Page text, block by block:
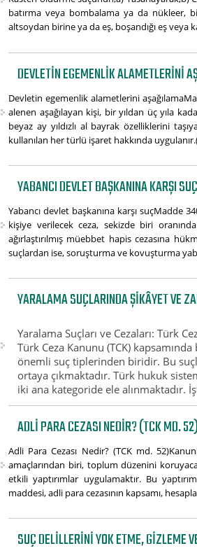
batırma veya bombalama ya da nükleer,
altsoydan birine ya da eş, boşandığı eş veya
DEVLETIN EGEMENLIK ALAMETLERINI
Devletin egemenlik alametlerini
alenen aşağılayan kişi, bir yıldan üç yıla
beyaz ay yıldızlı al bayrak özelliklerini
kullanılan her türlü işaret hakkında
YABANCI DEVLET BAŞKANINA KARŞI
Yabancı devlet başkanına karşı suçMadde
kişiye verilecek ceza, sekizde biri
ağırlaştırılmış müebbet hapis cezasına
suçlardan ise, soruşturma ve kovuşturma
YARALAMA SUÇLARINDA ŞIKÂYET VE
Yaralama Suçları ve Cezaları: Türk
Türk Ceza Kanunu (TCK)
önemli suç tiplerinden biridir. Bu
ortaya çıkmaktadır. Türk hukuk
iki ana kategoride ele alınmaktadır.
ADLI PARA CEZASI NEDIR? (TCK MD. 52)
Adli Para Cezası Nedir? (TCK md.
amaçlarından biri, toplum düzenini
etkili yaptırımlar uygulamaktır. Bu
maddesi, adli para cezasının kapsamı,
SUÇ DELILLERINI YOK ETME, GIZLEME